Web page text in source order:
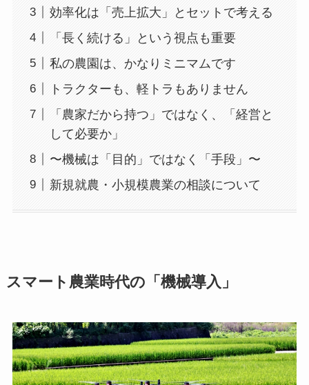
効率化は「売上拡大」とセットで考える
「長く続ける」という視点も重要
私の農園は、かなりミニマムです
トラクターも、軽トラもありません
「農家だから持つ」ではなく、「経営と
して必要か」
〜機械は「目的」ではなく「手段」〜
新規就農・小規模農業の相談について
スマート農業時代の「機械導入」